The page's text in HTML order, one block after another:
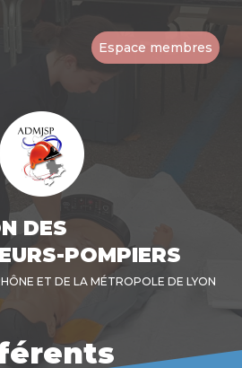
Espace membres
DES
POMPIERS
ET DE LA MÉTROPOLE DE LYON